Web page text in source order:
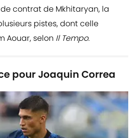
contrat de Mkhitaryan, la
pistes, dont celle
Aouar, selon Il Tempo.
pour Joaquin Correa